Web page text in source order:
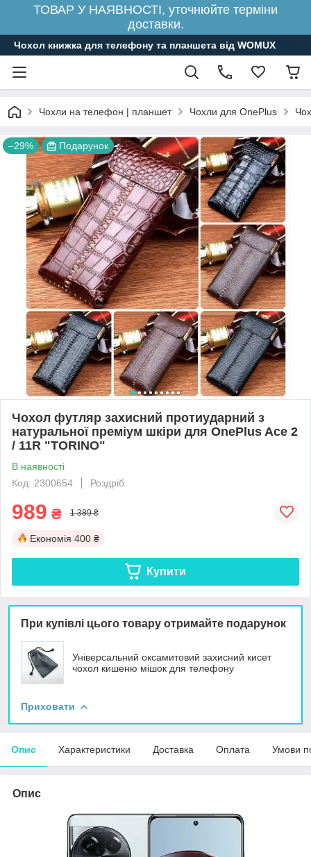
ТОВАР У НАЯВНОСТІ, уточнюйте терміни
доставки.
Чохол книжка для телефону та планшета від WOMUX
Чохли на телефон | планшет Чохли для OnePlus
–29% Подарунок
Чохол футляр захисний протиударний з
натуральної преміум шкіри для OnePlus Ace 2
/ 11R "TORINO"
В наявності
Код: 2300654
Роздріб
989 ₴ 1 389 ₴
Економія 400 ₴
Купити
При купівлі цього товару отримайте подарунок
Універсальний оксамитовий захисний кисет
чохол кишеню мішок для телефону
Приховати
Опис Характеристики Доставка Оплата Умови
Опис